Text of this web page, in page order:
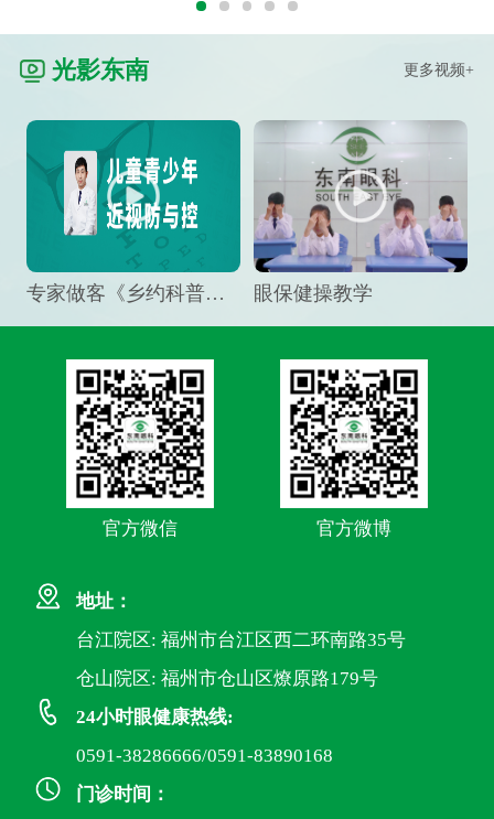
光影东南 更多视频+
专家做客《乡约科普》栏目，预防孩子近视竟然这么“简单” 眼保健操教学
官方微信 官方微博
地址：
台江院区: 福州市台江区西二环南路35号
仓山院区: 福州市仓山区燎原路179号
24小时眼健康热线:
0591-38286666/0591-83890168
门诊时间：